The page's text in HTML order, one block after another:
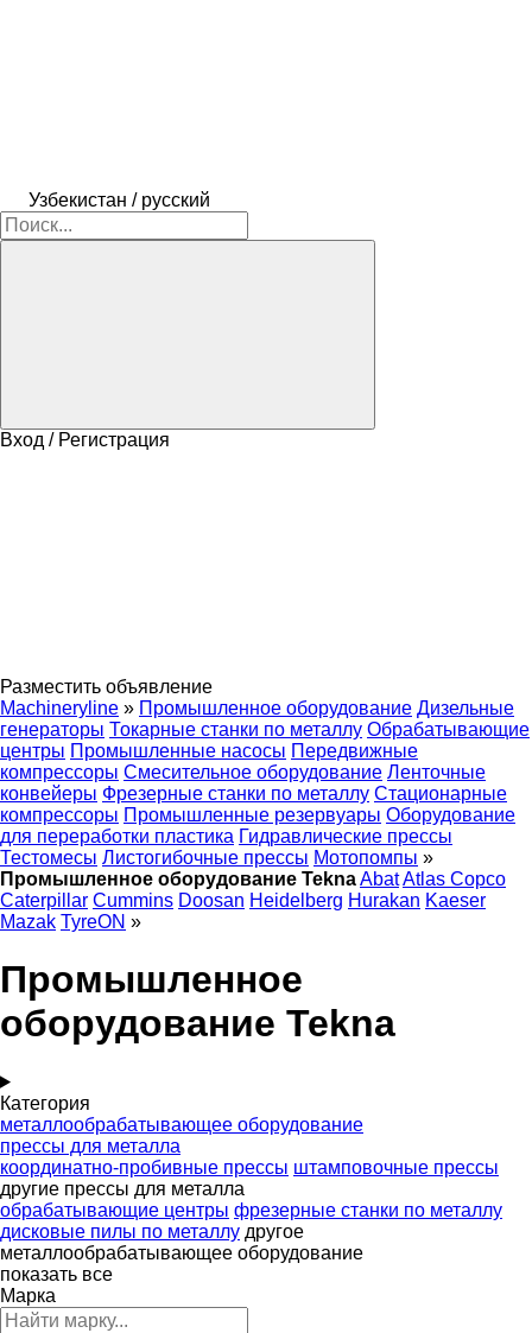
Узбекистан / русский
Вход / Регистрация
Разместить объявление
Machineryline » Промышленное оборудование Дизельные
генераторы Токарные станки по металлу Обрабатывающие
центры Промышленные насосы Передвижные
компрессоры Смесительное оборудование Ленточные
конвейеры Фрезерные станки по металлу Стационарные
компрессоры Промышленные резервуары Оборудование
для переработки пластика Гидравлические прессы
Тестомесы Листогибочные прессы Мотопомпы »
Промышленное оборудование TeknaAbatAtlas Copco
Caterpillar Cummins Doosan Heidelberg Hurakan Kaeser
Mazak TyreON »
Промышленное
оборудование Tekna
Категория
металлообрабатывающее оборудование
прессы для металла
координатно-пробивные прессы штамповочные прессы
другие прессы для металла
обрабатывающие центры фрезерные станки по металлу
дисковые пилы по металлу другое
металлообрабатывающее оборудование
показать все
Марка